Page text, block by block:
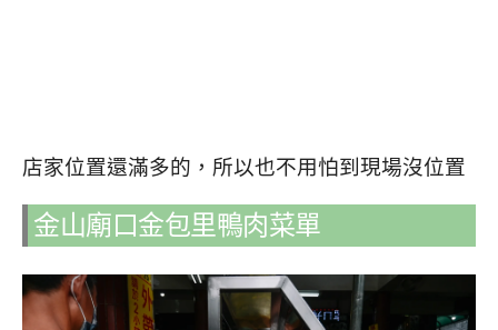
店家位置還滿多的，所以也不用怕到現場沒位置
金山廟口金包里鴨肉菜單